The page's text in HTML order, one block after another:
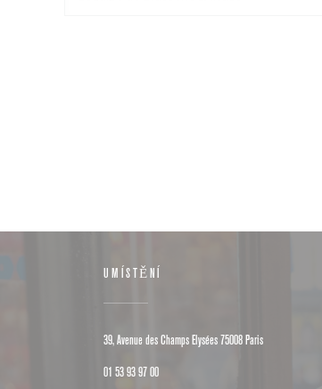
UMÍSTĚNÍ
39, Avenue des Champs Elysées 75008 Paris((otevře se v
01 53 93 97 00